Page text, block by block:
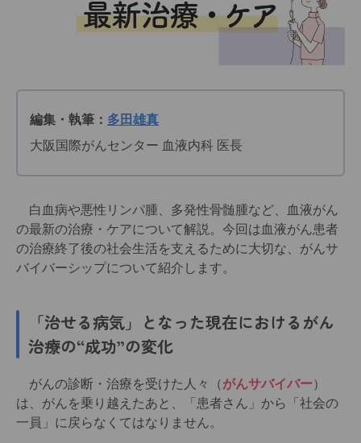
編集・執筆： 多田雄真
大阪国際がんセンター 血液内科 医長
白血病や悪性リンパ腫、多発性骨髄腫など、血液がん
の最新の治療・ケアについて解説。今回は血液がん患者
の治療終了後の社会生活を支えるために大切な、がんサ
バイバーシップについて紹介します。
「治せる病気」となった現在におけるがん
治療の“成功”の変化
がんの診断・治療を受けた人々（がんサバイバー）
は、がんを乗り越えたあと、「患者さん」から「社会の
一員」に戻らなくてはなりません。